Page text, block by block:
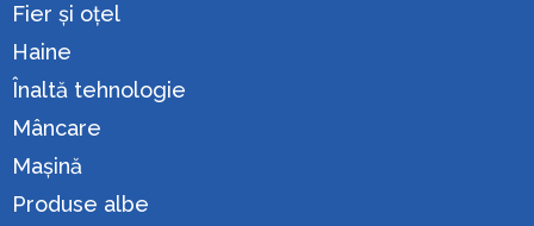
Fier și oțel
Haine
Înaltă tehnologie
Mâncare
Maşină
Produse albe